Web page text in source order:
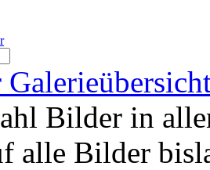
Bilder in
alle Bilder